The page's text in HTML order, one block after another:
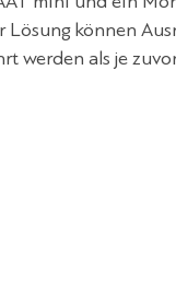
können
werden als je